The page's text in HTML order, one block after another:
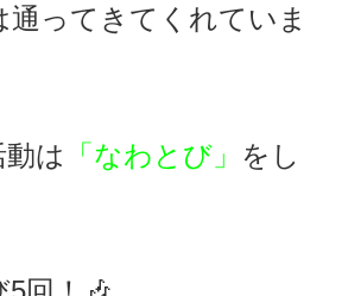
ってきてくれていま
は 「なわとび」 をし